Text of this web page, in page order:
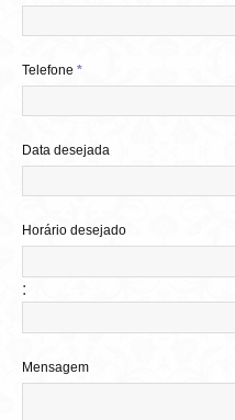
Telefone *
Data desejada
Horário desejado
:
Mensagem